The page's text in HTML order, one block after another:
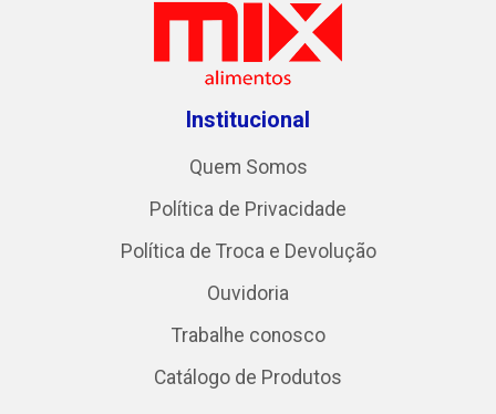
Institucional
Quem Somos
Política de Privacidade
Política de Troca e Devolução
Ouvidoria
Trabalhe conosco
Catálogo de Produtos